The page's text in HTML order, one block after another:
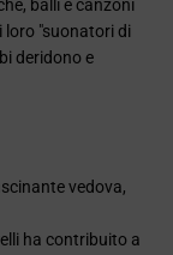
balli e canzoni
loro "suonatori di
deridono e
vedova,
ha contribuito a